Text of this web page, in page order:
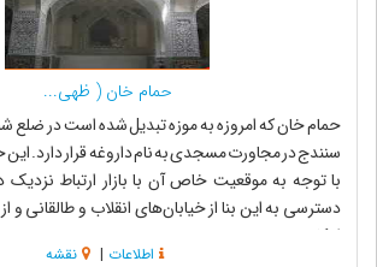
حمام خان ( ظهی...
حمام خان که امروزه به موزه تبدیل شده است در ضلع
سنندج در مجاورت مسجدی به نام داروغه قرار دارد. این
با توجه به موقعیت خاص آن با بازار ارتباط
دسترسی به این بنا از خیابان‌های انقلاب و طالقانی و
امکان...
اطلاعات | نقشه